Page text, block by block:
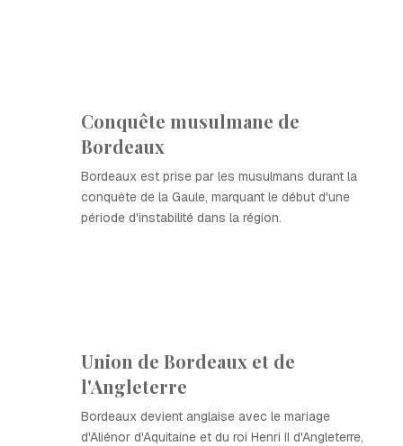
Conquête musulmane de
Bordeaux
Bordeaux est prise par les musulmans durant la
conquête de la Gaule, marquant le début d'une
période d'instabilité dans la région.
Union de Bordeaux et de
l'Angleterre
Bordeaux devient anglaise avec le mariage
d'Aliénor d'Aquitaine et du roi Henri II d'Angleterre,